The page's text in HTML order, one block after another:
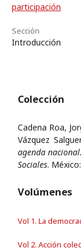
participación
Sección
Introducción
Colección
Cadena Roa,
Vázquez
agenda
Sociales.
Volúmenes
Vol 1. La
Vol 2. Acción